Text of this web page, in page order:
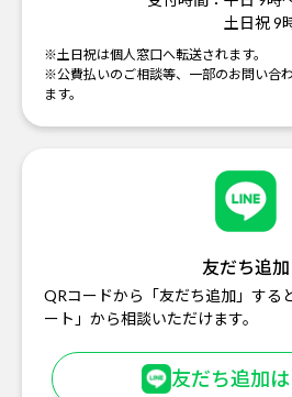
土日祝 9
※土日祝は個人窓口へ転送されます。
※公費払いのご相談等、一部のお問い合
ます。
友だち追加
QRコードから「友だち追加」する
ート」から相談いただけます。
友だち追加